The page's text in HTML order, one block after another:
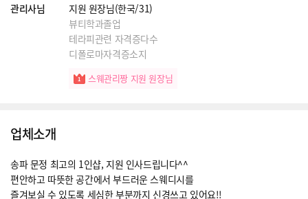
관리사님
지원 원장님(한국/31)
뷰티학과졸업
테라피관련 자격증다수
디폴로마자격증소지
스웨관리짱 지원 원장님
업체소개
송파 문정 최고의 1인샵, 지원 인사드립니다^^
편안하고 따뜻한 공간에서 부드러운 스웨디시를
즐겨보실 수 있도록 세심한 부분까지 신경쓰고 있어요!!